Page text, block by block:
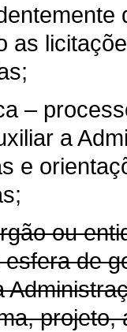
as
–
a
e
ou
de